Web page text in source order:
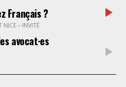
Français ?
- AVOCAT NICE – INVITÉ
avocat·es